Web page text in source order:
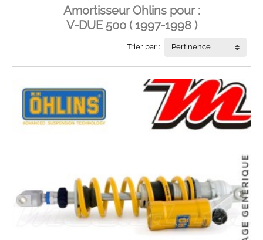
Amortisseur Ohlins pour :
V-DUE 500 ( 1997-1998 )
Trier par : Pertinence